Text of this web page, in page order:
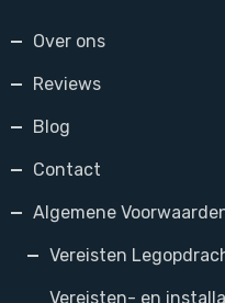
Over ons
Reviews
Blog
Contact
Algemene
Vereisten
Vereisten- en